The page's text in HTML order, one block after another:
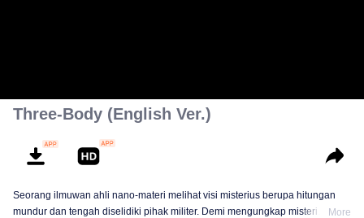
Three-Body (English Ver.)
Seorang ilmuwan ahli nano-materi melihat visi misterius berupa hitungan
mundur dan tengah diselidiki pihak militer. Demi mengungkap misteri
More